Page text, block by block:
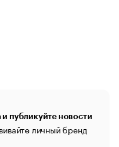
публикуйте новости
личный бренд